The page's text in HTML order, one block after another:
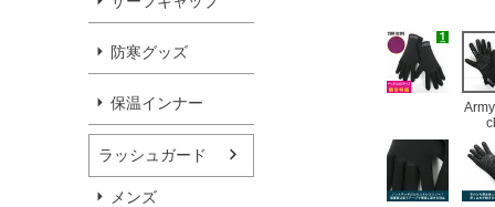
防寒グッズ
保温インナー
ラッシュガード
メンズ